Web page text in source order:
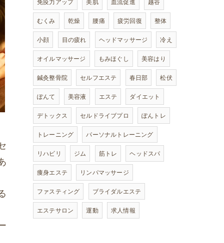
免疫力アップ 美肌 血流促進 越谷
むくみ 乾燥 腰痛 疲労回復 整体
小顔 目の疲れ ヘッドマッサージ 冷え
オイルマッサージ もみほぐし 美容はり
鍼灸整骨院 セルフエステ 春日部 松伏
ぽんて 美容液 エステ ダイエット
デトックス セルドライブプロ ぽんトレ
トレーニング パーソナルトレーニング
リハビリ ジム 筋トレ ヘッドスパ
痩身エステ リンパマッサージ
ファスティング ブライダルエステ
エステサロン 運動 求人情報